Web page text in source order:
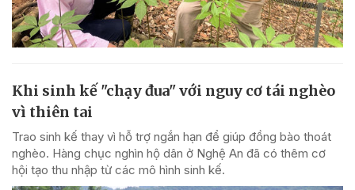
Khi sinh kế "chạy đua" với nguy cơ tái nghèo
vì thiên tai
Trao sinh kế thay vì hỗ trợ ngắn hạn để giúp đồng bào thoát
nghèo. Hàng chục nghìn hộ dân ở Nghệ An đã có thêm cơ
hội tạo thu nhập từ các mô hình sinh kế.